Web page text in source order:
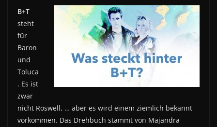
B+T
steht
für
Baron
und
Toluca
. Es ist
zwar
nicht Roswell, … aber es wird einem ziemlich bekannt
vorkommen. Das Drehbuch stammt von Majandra